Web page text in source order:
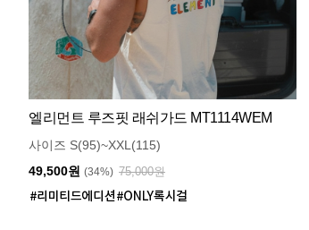
엘리먼트 루즈핏 래쉬가드 MT1114WEM
사이즈 S(95)~XXL(115)
49,500원 (34%) 75,000원